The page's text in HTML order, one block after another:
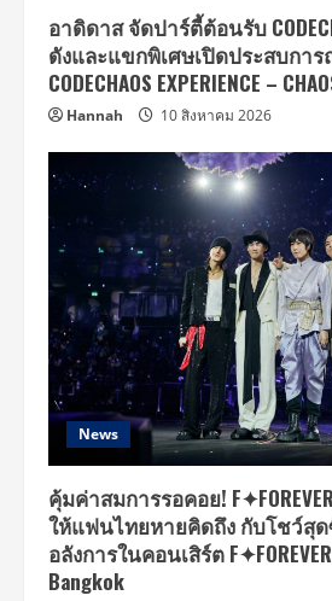
อาดิดาส จัดปาร์ตี้ต้อนรับ
ดังและแขกพิเศษเปิดประสบการ
CODECHAOS EXPERIENCE –
Hannah 10 สิงหาคม 2026
News
คุ้มค่าสมการรอคอย!
ให้แฟนไทยหายคิดถึง กับโชว์สุ
อลังการในคอนเสิร์ต
Bangkok